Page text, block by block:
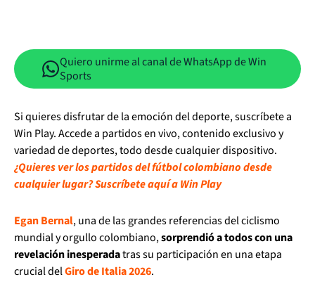
Quiero unirme al canal de WhatsApp de Win
Sports
Si quieres disfrutar de la emoción del deporte, suscríbete a
Win Play. Accede a partidos en vivo, contenido exclusivo y
variedad de deportes, todo desde cualquier dispositivo.
¿Quieres ver los partidos del fútbol colombiano desde
cualquier lugar? Suscríbete aquí a Win Play
Egan Bernal, una de las grandes referencias del ciclismo
mundial y orgullo colombiano,sorprendió a todos con una
revelación inesperadatras su participación en una etapa
crucial delGiro de Italia 2026.